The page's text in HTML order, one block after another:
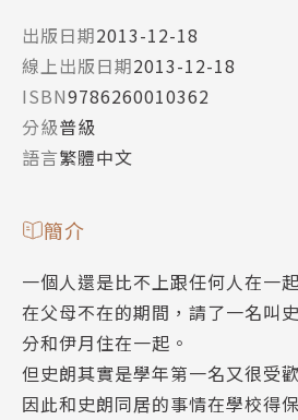
出版日期2013-12-18
線上出版日期2013-12-18
ISBN9786260010362
分級普級
語言繁體中文
簡介
一個人還是比不上跟任何人在一
在父母不在的期間，請了一名叫
分和伊月住在一起。
但史朗其實是學年第一名又很受
因此和史朗同居的事情在學校得